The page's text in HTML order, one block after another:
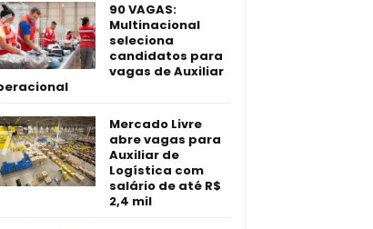
90 VAGAS:
Multinacional
seleciona
candidatos para
vagas de Auxiliar
Mercado Livre
abre vagas para
Auxiliar de
Logística com
salário de até R$
2,4 mil